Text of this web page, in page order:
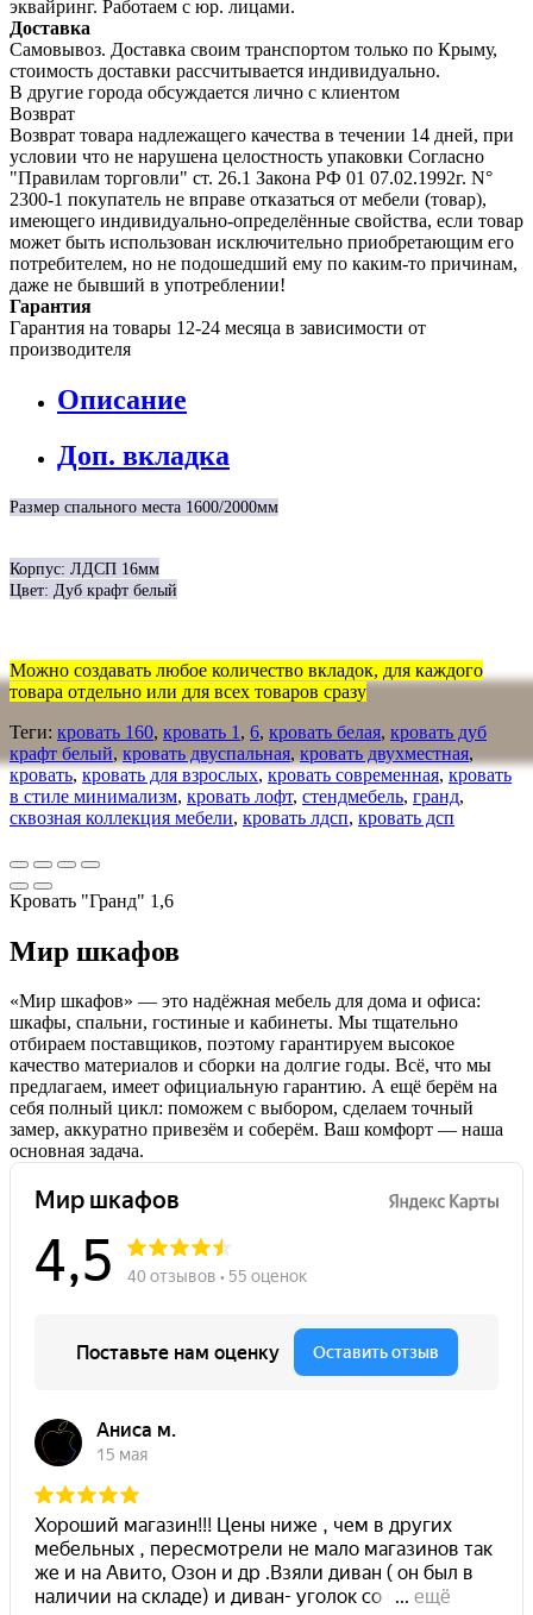
эквайринг. Работаем с юр. лицами.
Доставка
Самовывоз. Доставка своим транспортом только по Крыму,
стоимость доставки рассчитывается индивидуально.
В другие города обсуждается лично с клиентом
Возврат
Возврат товара надлежащего качества в течении 14 дней, при
условии что не нарушена целостность упаковки Согласно
"Правилам торговли" ст. 26.1 Закона РФ 01 07.02.1992г. N°
2300-1 покупатель не вправе отказаться от мебели (товар),
имеющего индивидуально-определённые свойства, если товар
может быть использован исключительно приобретающим его
потребителем, но не подошедший eмy по каким-то причинам,
даже не бывший в употреблении!
Гарантия
Гарантия на товары 12-24 месяца в зависимости от
производителя
Описание
Доп. вкладка
Размер спального места 1600/2000мм
Корпус: ЛДСП 16мм
Цвет: Дуб крафт белый
Можно создавать любое количество вкладок, для каждого
товара отдельно или для всех товаров сразу
Теги: кровать 160, кровать 1 , 6, кровать белая, кровать дуб
крафт белый, кровать двуспальная, кровать двухместная,
кровать, кровать для взрослых, кровать современная, кровать
в стиле минимализм, кровать лофт, стендмебель, гранд,
сквозная коллекция мебели, кровать лдсп, кровать дсп
Кровать "Гранд" 1,6
Мир шкафов
«Мир шкафов» — это надёжная мебель для дома и офиса:
шкафы, спальни, гостиные и кабинеты. Мы тщательно
отбираем поставщиков, поэтому гарантируем высокое
качество материалов и сборки на долгие годы. Всё, что мы
предлагаем, имеет официальную гарантию. А ещё берём на
себя полный цикл: поможем с выбором, сделаем точный
замер, аккуратно привезём и соберём. Ваш комфорт — наша
основная задача.